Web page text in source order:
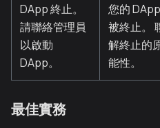
DApp 終止。
請聯絡管理員
以啟動
DApp。
您的
被終止。
解終止的
能性。
最佳實務